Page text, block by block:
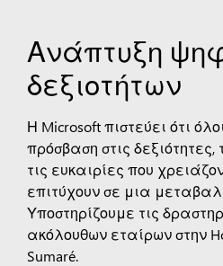
Ανάπτυξη
δεξιοτήτων
Η Microsoft πιστεύει ότι
πρόσβαση στις
τις ευκαιρίες που
επιτύχουν σε μια
Υποστηρίζουμε τις
ακόλουθων εταίρων στην
Sumaré.